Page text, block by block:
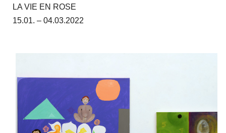
LA VIE EN ROSE
15.01. – 04.03.2022